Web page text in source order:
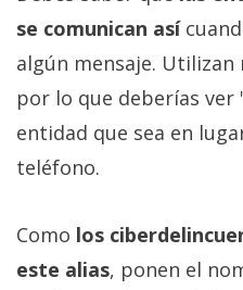
se comunican así
algún mensaje.
por lo que deberías ver
entidad que sea en
teléfono.
Como los
este alias, ponen el